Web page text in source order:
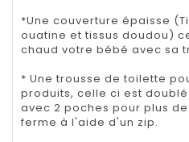
*Une couverture épaisse
ouatine et tissus doudou)
chaud votre bébé avec sa
* Une trousse de toilette
produits, celle ci est
avec 2 poches pour plus
ferme à l'aide d'un zip.